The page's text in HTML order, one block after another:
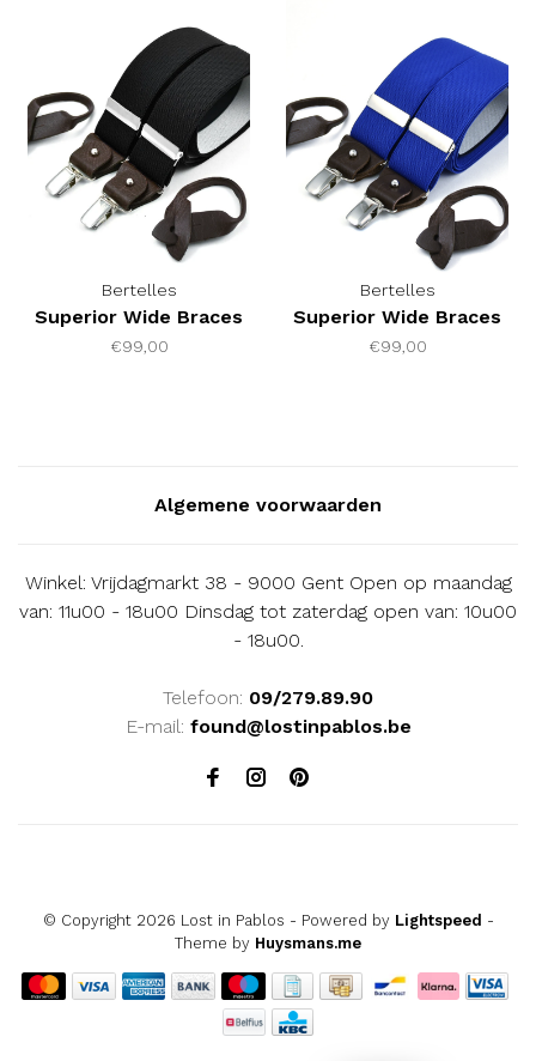
Bertelles
Superior Wide Braces
€99,00
Bertelles
Superior Wide Braces
€99,00
Algemene voorwaarden
Winkel: Vrijdagmarkt 38 - 9000 Gent Open op maandag
van: 11u00 - 18u00 Dinsdag tot zaterdag open van: 10u00
- 18u00.
Telefoon: 09/279.89.90
E-mail: found@lostinpablos.be
© Copyright 2026 Lost in Pablos - Powered by Lightspeed -
Theme by Huysmans.me